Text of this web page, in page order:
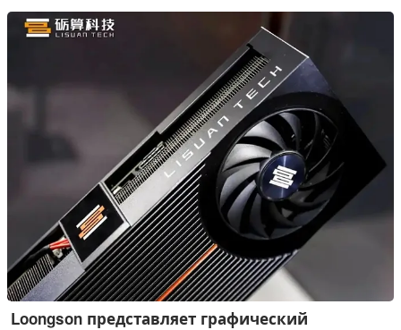
увеличенным островком камеры и дополнительным
дисплеем, как на Galaxy Z Flip 7.
Loongson представляет графический